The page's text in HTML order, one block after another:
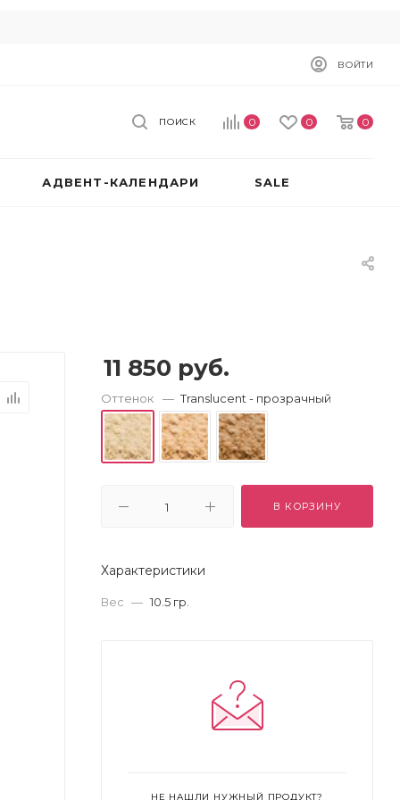
ВОЙТИ
0 0 0
ПОИСК
АДВЕНТ-КАЛЕНДАРИ SALE
11 850 руб.
Оттенок — Translucent - прозрачный
В КОРЗИНУ
Характеристики
Вес — 10.5 гр.
НЕ НАШЛИ НУЖНЫЙ ПРОДУКТ?